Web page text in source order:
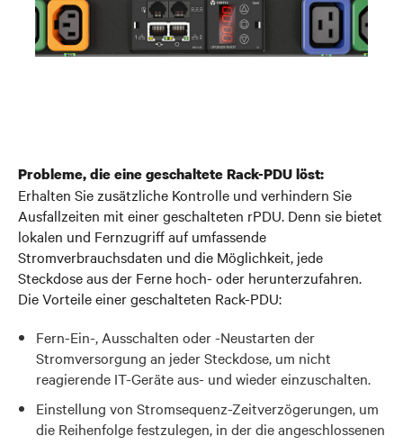
Probleme, die eine geschaltete Rack-PDU löst:
Erhalten Sie zusätzliche Kontrolle und verhindern Sie
Ausfallzeiten mit einer geschalteten rPDU. Denn sie bietet
lokalen und Fernzugriff auf umfassende
Stromverbrauchsdaten und die Möglichkeit, jede
Steckdose aus der Ferne hoch- oder herunterzufahren.
Die Vorteile einer geschalteten Rack-PDU:
Fern-Ein-, Ausschalten oder -Neustarten der
Stromversorgung an jeder Steckdose, um nicht
reagierende IT-Geräte aus- und wieder einzuschalten.
Einstellung von Stromsequenz-Zeitverzögerungen, um
die Reihenfolge festzulegen, in der die angeschlossenen